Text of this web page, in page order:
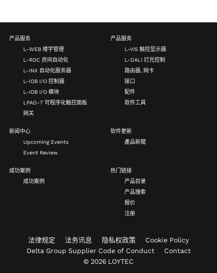
产品服务
L-WEB 楼宇管理
L-ROC 房间自动化
L-INX 自动化服务器
L-IOB I/O 控制器
L-IOB I/O 模块
LPAD-7 可程序化触控面板
网关
产品服务
L-VIS 触控显示器
L-DALI 灯光控制
路由器, 网卡
接口
配件
软件工具
新闻中心
Upcoming Events
Event Review
软件更新
產品新聞
成功案例
成功案例
热门链接
产品目录
产品搜索
报价
注册
法律规定 法务讯息 隐私权政策
Cookie Policy
Delta Group Supplier Code of Conduct
Contact
© 2026 LOYTEC